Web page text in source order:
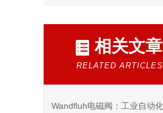
相关文章
RELATED ARTICLES